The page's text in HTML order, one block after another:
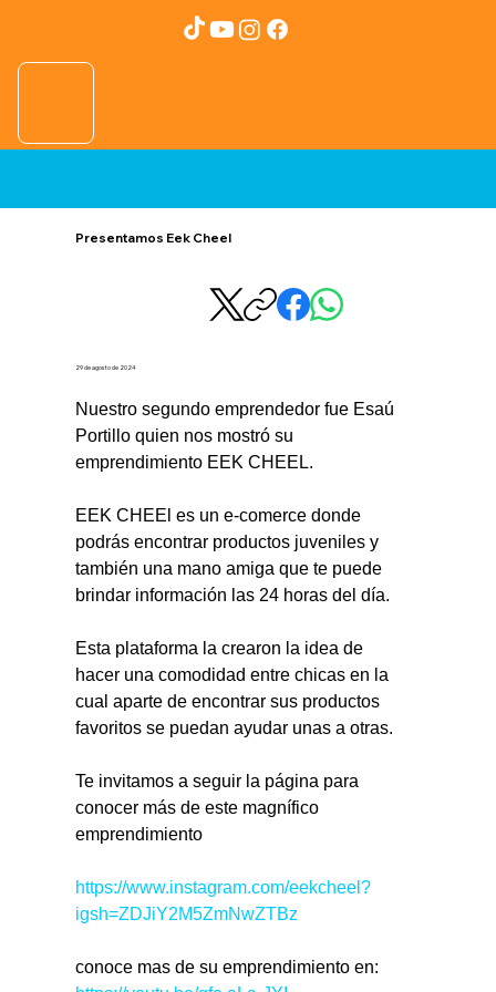
Presentamos Eek Cheel
29 de agosto de 2024
Nuestro segundo emprendedor fue Esaú
Portillo quien nos mostró su
emprendimiento EEK CHEEL.
EEK CHEEl es un e-comerce donde
podrás encontrar productos juveniles y
también una mano amiga que te puede
brindar información las 24 horas del día.
Esta plataforma la crearon la idea de
hacer una comodidad entre chicas en la
cual aparte de encontrar sus productos
favoritos se puedan ayudar unas a otras.
Te invitamos a seguir la página para
conocer más de este magnífico
emprendimiento
https://www.instagram.com/eekcheel?
igsh=ZDJiY2M5ZmNwZTBz
conoce mas de su emprendimiento en: